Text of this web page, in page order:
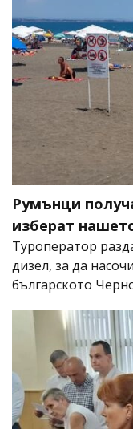
Румънци
изберат
Туроператор
дизел, за да
българското